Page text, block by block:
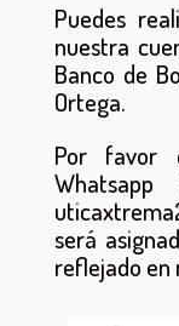
Puedes
nuestra
Banco de
Ortega.
Por favor
será
reflejado en